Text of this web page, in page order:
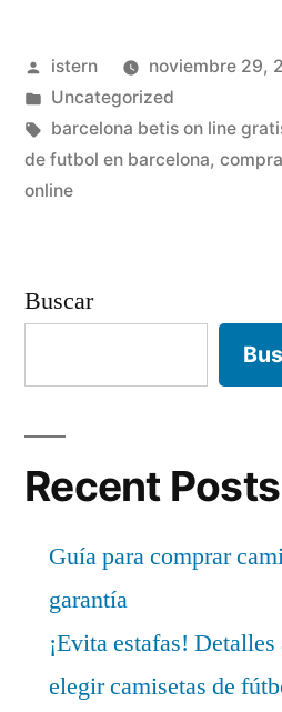
futbol
Publicado
por
istern
noviembre 29,
Publicado
en
Uncategorized
Etiquetas:
barcelona betis on line
de futbol en barcelona,
online
Buscar
Recent Posts
Guía para comprar
garantía
¡Evita estafas!
elegir camisetas de